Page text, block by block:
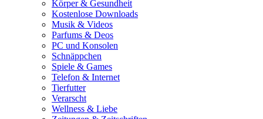
Körper & Gesundheit
Kostenlose Downloads
Musik & Videos
Parfums & Deos
PC und Konsolen
Schnäppchen
Spiele & Games
Telefon & Internet
Tierfutter
Verarscht
Wellness & Liebe